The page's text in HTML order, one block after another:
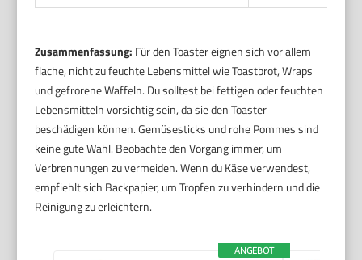
Zusammenfassung: Für den Toaster eignen sich vor allem
flache, nicht zu feuchte Lebensmittel wie Toastbrot, Wraps
und gefrorene Waffeln. Du solltest bei fettigen oder feuchten
Lebensmitteln vorsichtig sein, da sie den Toaster
beschädigen können. Gemüsesticks und rohe Pommes sind
keine gute Wahl. Beobachte den Vorgang immer, um
Verbrennungen zu vermeiden. Wenn du Käse verwendest,
empfiehlt sich Backpapier, um Tropfen zu verhindern und die
Reinigung zu erleichtern.
ANGEBOT